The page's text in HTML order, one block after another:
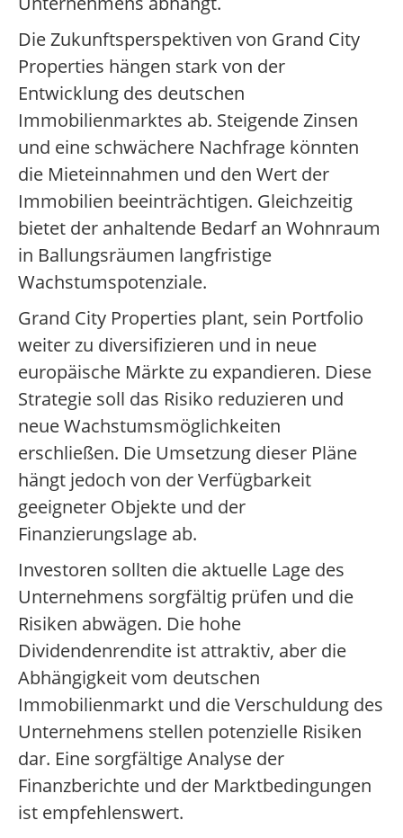
Die Zukunftsperspektiven von Grand City
Properties hängen stark von der
Entwicklung des deutschen
Immobilienmarktes ab. Steigende Zinsen
und eine schwächere Nachfrage könnten
die Mieteinnahmen und den Wert der
Immobilien beeinträchtigen. Gleichzeitig
bietet der anhaltende Bedarf an Wohnraum
in Ballungsräumen langfristige
Wachstumspotenziale.
Grand City Properties plant, sein Portfolio
weiter zu diversifizieren und in neue
europäische Märkte zu expandieren. Diese
Strategie soll das Risiko reduzieren und
neue Wachstumsmöglichkeiten
erschließen. Die Umsetzung dieser Pläne
hängt jedoch von der Verfügbarkeit
geeigneter Objekte und der
Finanzierungslage ab.
Investoren sollten die aktuelle Lage des
Unternehmens sorgfältig prüfen und die
Risiken abwägen. Die hohe
Dividendenrendite ist attraktiv, aber die
Abhängigkeit vom deutschen
Immobilienmarkt und die Verschuldung des
Unternehmens stellen potenzielle Risiken
dar. Eine sorgfältige Analyse der
Finanzberichte und der Marktbedingungen
ist empfehlenswert.